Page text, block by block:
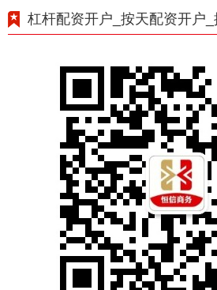
杠杆配资开户_按天配资开户